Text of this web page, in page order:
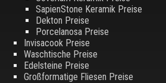
SapienStone Keramik Preise
Dekton Preise
Porcelanosa Preise
Invisacook Preise
Waschtische Preise
Edelsteine Preise
Großformatige Fliesen Preise